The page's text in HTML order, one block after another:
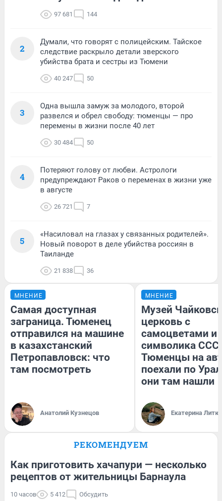
97 681 144
2
Думали, что говорят с полицейским. Тайское
следствие раскрыло детали зверского
убийства брата и сестры из Тюмени
40 247 50
3
Одна вышла замуж за молодого, второй
развелся и обрел свободу: тюменцы — про
перемены в жизни после 40 лет
30 484 50
4
Потеряют голову от любви. Астрологи
предупреждают Раков о переменах в жизни уже
в августе
26 721 7
5
«Насиловал на глазах у связанных родителей».
Новый поворот в деле убийства россиян в
Таиланде
21 838 36
МНЕНИЕ
Самая доступная
заграница. Тюменец
отправился на машине
в казахстанский
Петропавловск: что
там посмотреть
Анатолий Кузнецов
МНЕНИЕ
Музей
церковь с
самоцветами и
символика
Тюменцы на
поехали по
они там нашли
Екатерина
РЕКОМЕНДУЕМ
Как приготовить хачапури — несколько
рецептов от жительницы Барнаула
10 часов 5 412 Обсудить